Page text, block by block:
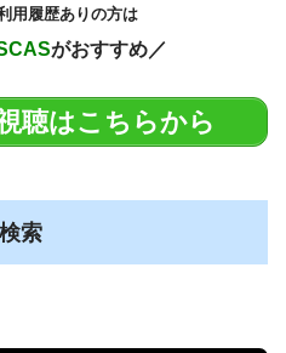
用履歴ありの方は
がおすすめ／
聴はこちらから
索